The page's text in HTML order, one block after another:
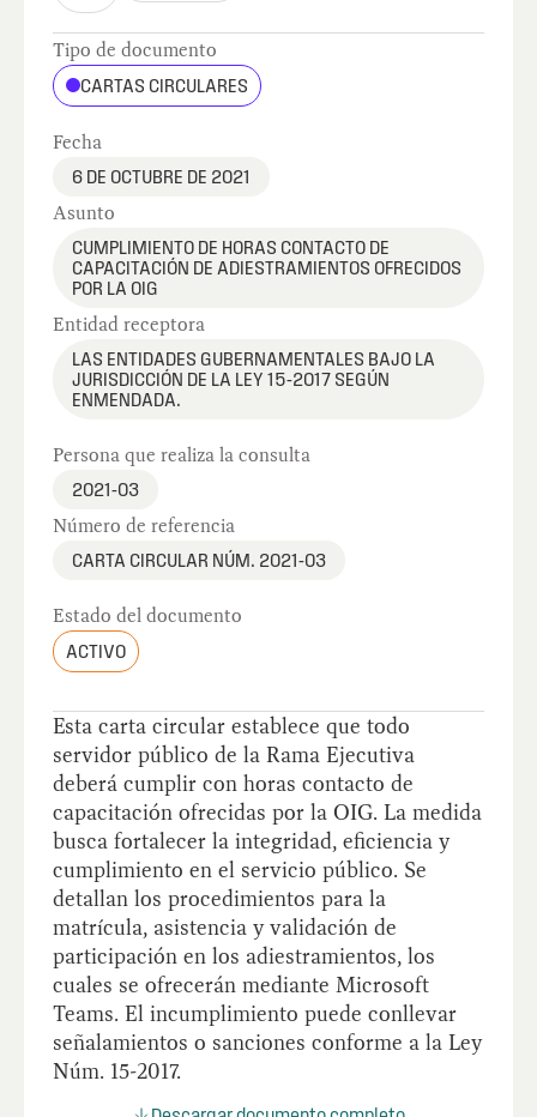
Tipo de documento
CARTAS CIRCULARES
Fecha
6 DE OCTUBRE DE 2021
Asunto
CUMPLIMIENTO DE HORAS CONTACTO DE
CAPACITACIÓN DE ADIESTRAMIENTOS OFRECIDOS
POR LA OIG
Entidad receptora
LAS ENTIDADES GUBERNAMENTALES BAJO LA
JURISDICCIÓN DE LA LEY 15-2017 SEGÚN
ENMENDADA.
Persona que realiza la consulta
2021-03
Número de referencia
CARTA CIRCULAR NÚM. 2021-03
Estado del documento
ACTIVO
Esta carta circular establece que todo
servidor público de la Rama Ejecutiva
deberá cumplir con horas contacto de
capacitación ofrecidas por la OIG. La medida
busca fortalecer la integridad, eficiencia y
cumplimiento en el servicio público. Se
detallan los procedimientos para la
matrícula, asistencia y validación de
participación en los adiestramientos, los
cuales se ofrecerán mediante Microsoft
Teams. El incumplimiento puede conllevar
señalamientos o sanciones conforme a la Ley
Núm. 15-2017.